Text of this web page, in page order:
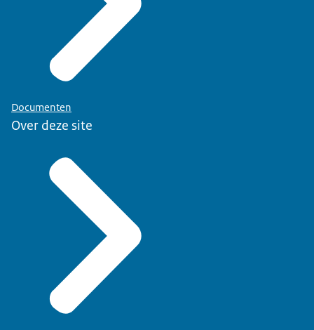
Documenten
Over deze site